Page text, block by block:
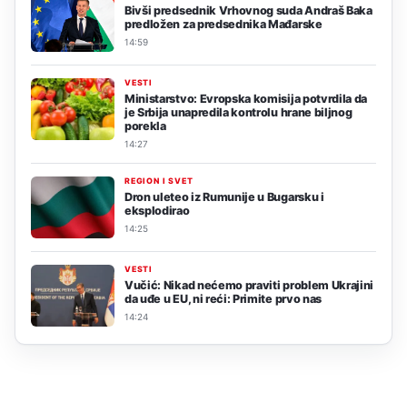
Bivši predsednik Vrhovnog suda Andraš Baka
predložen za predsednika Mađarske
14:59
VESTI
Ministarstvo: Evropska komisija potvrdila da
je Srbija unapredila kontrolu hrane biljnog
porekla
14:27
REGION I SVET
Dron uleteo iz Rumunije u Bugarsku i
eksplodirao
14:25
VESTI
Vučić: Nikad nećemo praviti problem Ukrajini
da uđe u EU, ni reći: Primite prvo nas
14:24